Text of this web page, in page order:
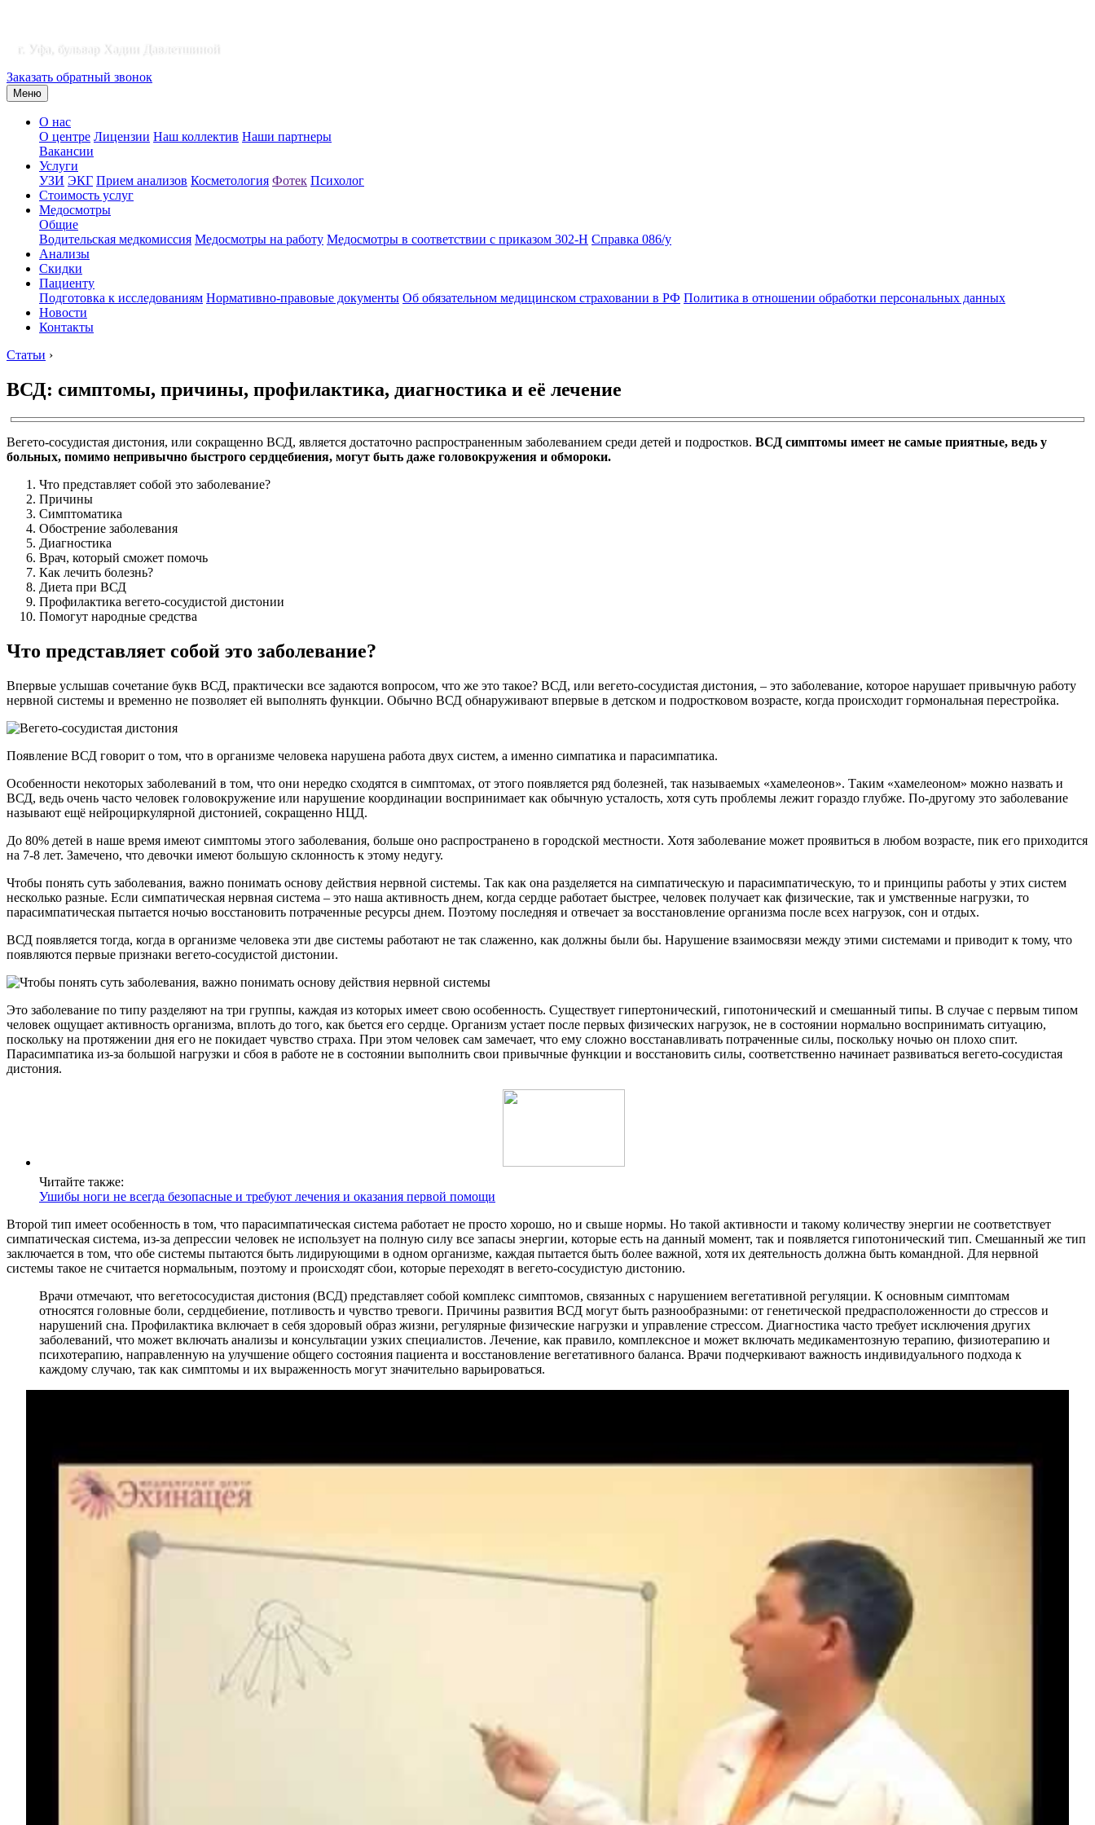
г. Уфа, бульвар Хадии Давлетшиной
Заказать обратный звонок
Меню
О нас
О центре Лицензии Наш коллектив Наши партнеры
Вакансии
Услуги
УЗИ ЭКГ Прием анализов Косметология Фотек Психолог
Стоимость услуг
Медосмотры
Общие
Водительская медкомиссия Медосмотры на работу Медосмотры в соответствии с приказом 302-Н Справка 086/у
Анализы
Скидки
Пациенту
Подготовка к исследованиям Нормативно-правовые документы Об обязательном медицинском страховании в РФ Политика в отношении обработки персональных данных
Новости
Контакты
Статьи ›
ВСД: симптомы, причины, профилактика, диагностика и её лечение
Вегето-сосудистая дистония, или сокращенно ВСД, является достаточно распространенным заболеванием среди детей и подростков. ВСД симптомы имеет не самые приятные, ведь у
больных, помимо непривычно быстрого сердцебиения, могут быть даже головокружения и обмороки.
Что представляет собой это заболевание?
Причины
Симптоматика
Обострение заболевания
Диагностика
Врач, который сможет помочь
Как лечить болезнь?
Диета при ВСД
Профилактика вегето-сосудистой дистонии
Помогут народные средства
Что представляет собой это заболевание?
Впервые услышав сочетание букв ВСД, практически все задаются вопросом, что же это такое? ВСД, или вегето-сосудистая дистония, – это заболевание, которое нарушает привычную работу
нервной системы и временно не позволяет ей выполнять функции. Обычно ВСД обнаруживают впервые в детском и подростковом возрасте, когда происходит гормональная перестройка.
Появление ВСД говорит о том, что в организме человека нарушена работа двух систем, а именно симпатика и парасимпатика.
Особенности некоторых заболеваний в том, что они нередко сходятся в симптомах, от этого появляется ряд болезней, так называемых «хамелеонов». Таким «хамелеоном» можно назвать и
ВСД, ведь очень часто человек головокружение или нарушение координации воспринимает как обычную усталость, хотя суть проблемы лежит гораздо глубже. По-другому это заболевание
называют ещё нейроциркулярной дистонией, сокращенно НЦД.
До 80% детей в наше время имеют симптомы этого заболевания, больше оно распространено в городской местности. Хотя заболевание может проявиться в любом возрасте, пик его приходится
на 7-8 лет. Замечено, что девочки имеют большую склонность к этому недугу.
Чтобы понять суть заболевания, важно понимать основу действия нервной системы. Так как она разделяется на симпатическую и парасимпатическую, то и принципы работы у этих систем
несколько разные. Если симпатическая нервная система – это наша активность днем, когда сердце работает быстрее, человек получает как физические, так и умственные нагрузки, то
парасимпатическая пытается ночью восстановить потраченные ресурсы днем. Поэтому последняя и отвечает за восстановление организма после всех нагрузок, сон и отдых.
ВСД появляется тогда, когда в организме человека эти две системы работают не так слаженно, как должны были бы. Нарушение взаимосвязи между этими системами и приводит к тому, что
появляются первые признаки вегето-сосудистой дистонии.
Это заболевание по типу разделяют на три группы, каждая из которых имеет свою особенность. Существует гипертонический, гипотонический и смешанный типы. В случае с первым типом
человек ощущает активность организма, вплоть до того, как бьется его сердце. Организм устает после первых физических нагрузок, не в состоянии нормально воспринимать ситуацию,
поскольку на протяжении дня его не покидает чувство страха. При этом человек сам замечает, что ему сложно восстанавливать потраченные силы, поскольку ночью он плохо спит.
Парасимпатика из-за большой нагрузки и сбоя в работе не в состоянии выполнить свои привычные функции и восстановить силы, соответственно начинает развиваться вегето-сосудистая
дистония.
Читайте также:
Ушибы ноги не всегда безопасные и требуют лечения и оказания первой помощи
Второй тип имеет особенность в том, что парасимпатическая система работает не просто хорошо, но и свыше нормы. Но такой активности и такому количеству энергии не соответствует
симпатическая система, из-за депрессии человек не использует на полную силу все запасы энергии, которые есть на данный момент, так и появляется гипотонический тип. Смешанный же тип
заключается в том, что обе системы пытаются быть лидирующими в одном организме, каждая пытается быть более важной, хотя их деятельность должна быть командной. Для нервной
системы такое не считается нормальным, поэтому и происходят сбои, которые переходят в вегето-сосудистую дистонию.
Врачи отмечают, что вегетососудистая дистония (ВСД) представляет собой комплекс симптомов, связанных с нарушением вегетативной регуляции. К основным симптомам
относятся головные боли, сердцебиение, потливость и чувство тревоги. Причины развития ВСД могут быть разнообразными: от генетической предрасположенности до стрессов и
нарушений сна. Профилактика включает в себя здоровый образ жизни, регулярные физические нагрузки и управление стрессом. Диагностика часто требует исключения других
заболеваний, что может включать анализы и консультации узких специалистов. Лечение, как правило, комплексное и может включать медикаментозную терапию, физиотерапию и
психотерапию, направленную на улучшение общего состояния пациента и восстановление вегетативного баланса. Врачи подчеркивают важность индивидуального подхода к
каждому случаю, так как симптомы и их выраженность могут значительно варьироваться.